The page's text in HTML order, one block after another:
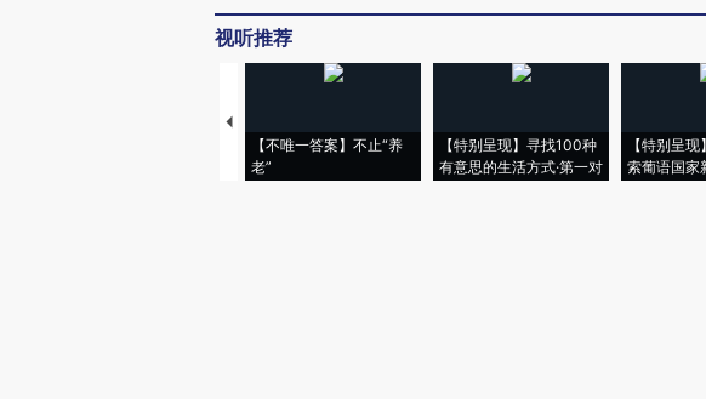
视听推荐
【不唯一答案】不止“养
老”
【特别呈现】寻找100种
有意思的生活方式·第一对
【特别呈
索葡语国家